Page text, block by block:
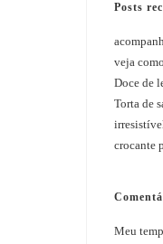
Posts
veja
Doce de
Torta de
crocante
Meu